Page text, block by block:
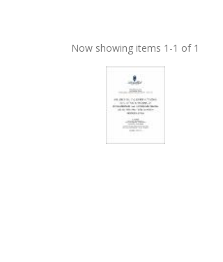
Now showing items 1-1 of 1